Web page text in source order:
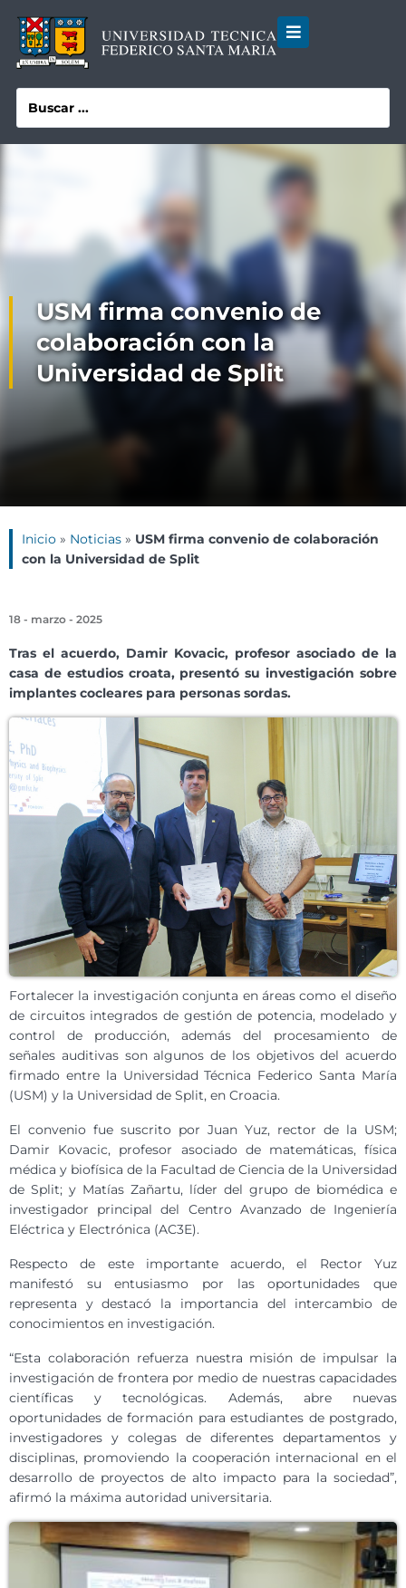
USM firma convenio de
colaboración con la
Universidad de Split
Inicio » Noticias » USM firma convenio de colaboración
con la Universidad de Split
18 - marzo - 2025
Tras el acuerdo, Damir Kovacic, profesor asociado de la
casa de estudios croata, presentó su investigación sobre
implantes cocleares para personas sordas.
Fortalecer la investigación conjunta en áreas como el diseño
de circuitos integrados de gestión de potencia, modelado y
control de producción, además del procesamiento de
señales auditivas son algunos de los objetivos del acuerdo
firmado entre la Universidad Técnica Federico Santa María
(USM) y la Universidad de Split, en Croacia.
El convenio fue suscrito por Juan Yuz, rector de la USM;
Damir Kovacic, profesor asociado de matemáticas, física
médica y biofísica de la Facultad de Ciencia de la Universidad
de Split; y Matías Zañartu, líder del grupo de biomédica e
investigador principal del Centro Avanzado de Ingeniería
Eléctrica y Electrónica (AC3E).
Respecto de este importante acuerdo, el Rector Yuz
manifestó su entusiasmo por las oportunidades que
representa y destacó la importancia del intercambio de
conocimientos en investigación.
“Esta colaboración refuerza nuestra misión de impulsar la
investigación de frontera por medio de nuestras capacidades
científicas y tecnológicas. Además, abre nuevas
oportunidades de formación para estudiantes de postgrado,
investigadores y colegas de diferentes departamentos y
disciplinas, promoviendo la cooperación internacional en el
desarrollo de proyectos de alto impacto para la sociedad”,
afirmó la máxima autoridad universitaria.